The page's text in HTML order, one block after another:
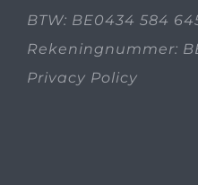
BTW: BE0434 584
Rekeningnummer:
Privacy Policy